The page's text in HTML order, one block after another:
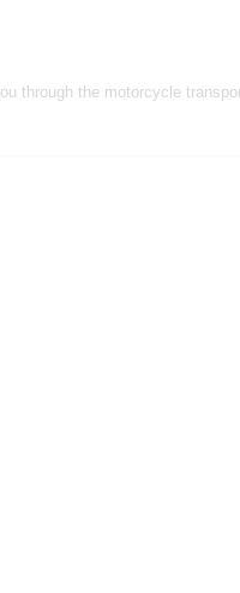
through the motorcycle